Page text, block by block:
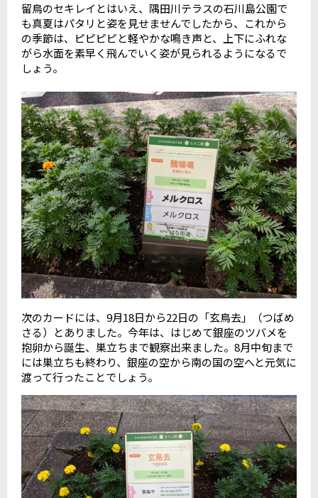
留鳥のセキレイとはいえ、隅田川テラスの石川島公園で
も真夏はパタリと姿を見せませんでしたから、これから
の季節は、ピピピピと軽やかな鳴き声と、上下にふれな
がら水面を素早く飛んでいく姿が見られるようになるで
しょう。
次のカードには、9月18日から22日の「玄鳥去」（つばめ
さる）とありました。今年は、はじめて銀座のツバメを
抱卵から誕生、巣立ちまで観察出来ました。8月中旬まで
には巣立ちも終わり、銀座の空から南の国の空へと元気に
渡って行ったことでしょう。